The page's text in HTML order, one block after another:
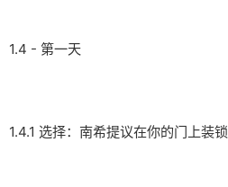
1.4 - 第一天
1.4.1 选择：南希提议在你的门上装锁